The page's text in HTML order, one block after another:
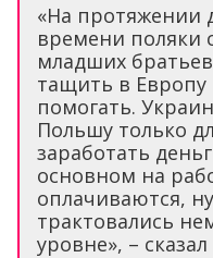
«На протяжении
времени поляки
младших
тащить в
помогать.
Польшу только
заработать
основном на
оплачиваются,
трактовались
уровне», –